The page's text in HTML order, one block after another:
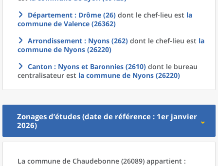
Département : Drôme (26) dont le chef-lieu est la
commune de Valence (26362)
Arrondissement : Nyons (262) dont le chef-lieu est la
commune de Nyons (26220)
Canton : Nyons et Baronnies (2610) dont le bureau
centralisateur est la commune de Nyons (26220)
Zonages d’études (date de référence : 1er janvier
2026)
La commune de Chaudebonne (26089) appartient :